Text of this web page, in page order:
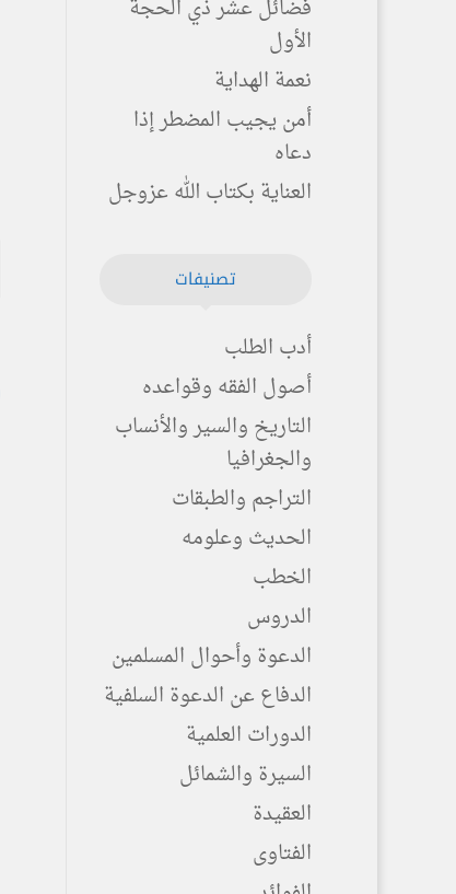
فضائل عشر ذي الحجة
الأول
نعمة الهداية
أمن يجيب المضطر إذا
دعاه
العناية بكتاب الله عزوجل
تصنيفات
أدب الطلب
أصول الفقه وقواعده
التاريخ والسير والأنساب
والجغرافيا
التراجم والطبقات
الحديث وعلومه
الخطب
الدروس
الدعوة وأحوال المسلمين
الدفاع عن الدعوة السلفية
الدورات العلمية
السيرة والشمائل
العقيدة
الفتاوى